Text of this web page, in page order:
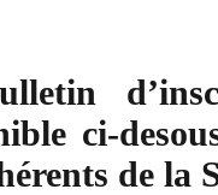
ci-
de la